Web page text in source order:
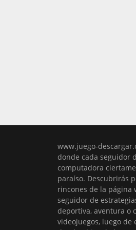
www.juego-
donde cada seguidor
computadora
paraíso. Descubrirás
rincones de la página
seguidor de
deportiva, aventura o
videojuegos, luego de